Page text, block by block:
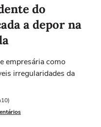
do
a depor na
empresária como
irregularidades da